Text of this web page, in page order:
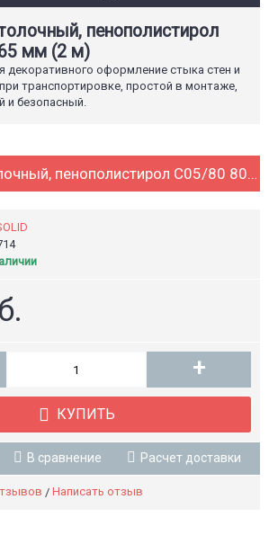
пенополистирол
мм (2 м)
декоративного оформление стыка стен и
транспортировке, простой в монтаже,
и безопасный.
Плинтус потолочный, пенополистирол С05/80 80x65 мм (2 м)
+
КУПИТЬ
В сравнение Расчет доставки
/ Написать отзыв